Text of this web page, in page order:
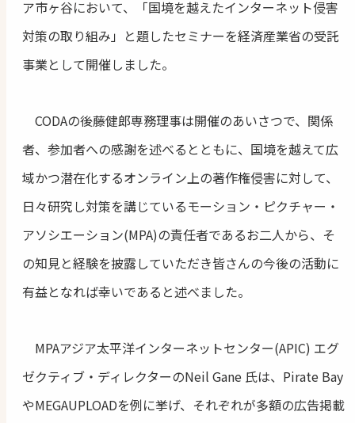
ア市ヶ谷において、「国境を越えたインターネット侵害
対策の取り組み」と題したセミナーを経済産業省の受託
事業として開催しました。
CODAの後藤健郎専務理事は開催のあいさつで、関係
者、参加者への感謝を述べるとともに、国境を越えて広
域かつ潜在化するオンライン上の著作権侵害に対して、
日々研究し対策を講じているモーション・ピクチャー・
アソシエーション(MPA)の責任者であるお二人から、そ
の知見と経験を披露していただき皆さんの今後の活動に
有益となれば幸いであると述べました。
MPAアジア太平洋インターネットセンター(APIC) エグ
ゼクティブ・ディレクターのNeil Gane 氏は、Pirate Bay
やMEGAUPLOADを例に挙げ、それぞれが多額の広告掲載